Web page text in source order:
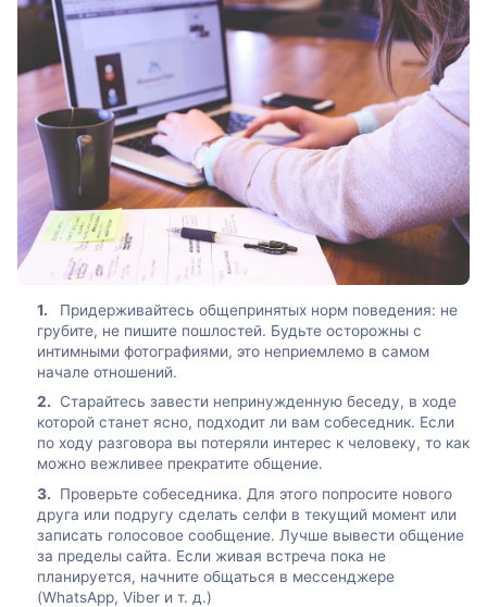
Придерживайтесь общепринятых норм поведения: не
грубите, не пишите пошлостей. Будьте осторожны с
интимными фотографиями, это неприемлемо в самом
начале отношений.
Старайтесь завести непринужденную беседу, в ходе
которой станет ясно, подходит ли вам собеседник. Если
по ходу разговора вы потеряли интерес к человеку, то как
можно вежливее прекратите общение.
Проверьте собеседника. Для этого попросите нового
друга или подругу сделать селфи в текущий момент или
записать голосовое сообщение. Лучше вывести общение
за пределы сайта. Если живая встреча пока не
планируется, начните общаться в мессенджере
(WhatsApp, Viber и т. д.)